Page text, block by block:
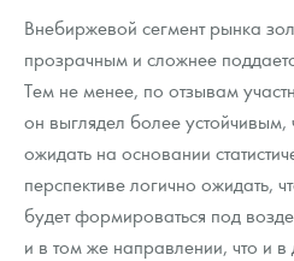
Внебиржевой сегмент рынка
прозрачным и сложнее
Тем не менее, по отзывам
он выглядел более
ожидать на основании
перспективе логично ожидать,
будет формироваться под
и в том же направлении, что и